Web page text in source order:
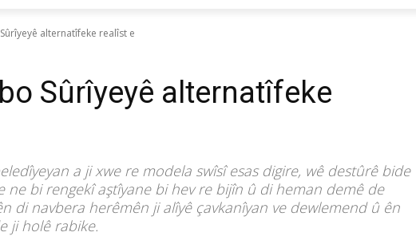
alternatîfeke realîst e
Sûrîyeyê alternatîfeke
a ji xwe re modela swîsî esas digire, wê destûrê bide
ne bi rengekî aştîyane bi hev re bijîn û di heman demê de
di navbera herêmên ji alîyê çavkanîyan ve dewlemend û ên
ji holê rabike.